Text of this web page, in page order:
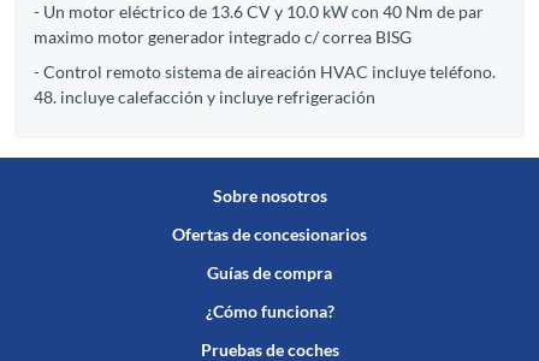
- Un motor eléctrico de 13.6 CV y 10.0 kW con 40 Nm de par
maximo motor generador integrado c/ correa BISG
- Control remoto sistema de aireación HVAC incluye teléfono.
48. incluye calefacción y incluye refrigeración
Sobre nosotros
Ofertas de concesionarios
Guías de compra
¿Cómo funciona?
Pruebas de coches